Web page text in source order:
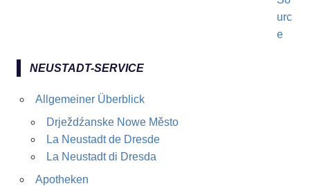
NEUSTADT-SERVICE
Allgemeiner Überblick
Drježdźanske Nowe Město
La Neustadt de Dresde
La Neustadt di Dresda
Apotheken